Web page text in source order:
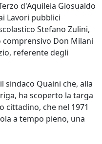
d'Aquileia Giosualdo
Lavori pubblici
Stefano Zulini,
Don Milani
referente degli
sindaco Quaini che, alla
ha scoperto la targa
cittadino, che nel 1971
a tempo pieno, una